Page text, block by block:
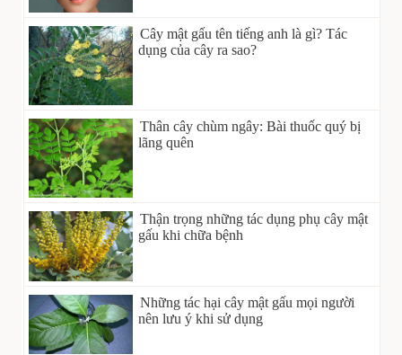
Cây mật gấu tên tiếng anh là gì? Tác
dụng của cây ra sao?
Thân cây chùm ngây: Bài thuốc quý bị
lãng quên
Thận trọng những tác dụng phụ cây mật
gấu khi chữa bệnh
Những tác hại cây mật gấu mọi người
nên lưu ý khi sử dụng